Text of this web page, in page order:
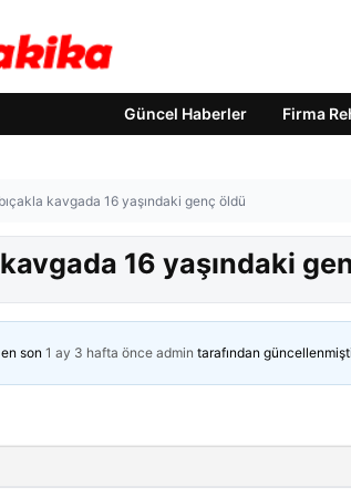
Güncel Haberler Firma
kavgada 16 yaşındaki genç öldü
16 yaşındaki
son 1 ay 3 hafta önce admin tarafından